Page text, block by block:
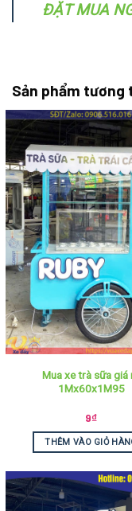
ĐẶT MUA
Sản phẩm tương
Mua xe trà sữa giá
1Mx60x1M95
9₫
THÊM VÀO GIỎ